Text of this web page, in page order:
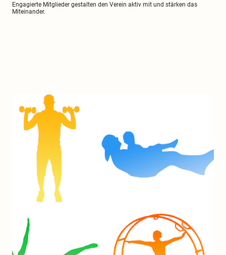
Engagierte Mitglieder gestalten den Verein aktiv mit und stärken das
Miteinander.